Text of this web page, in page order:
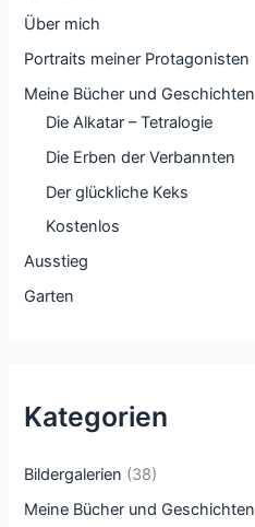
Über mich
Portraits meiner Protagonisten
Meine Bücher und Geschichten
Die Alkatar – Tetralogie
Die Erben der Verbannten
Der glückliche Keks
Kostenlos
Ausstieg
Garten
Kategorien
Bildergalerien (38)
Meine Bücher und Geschichten